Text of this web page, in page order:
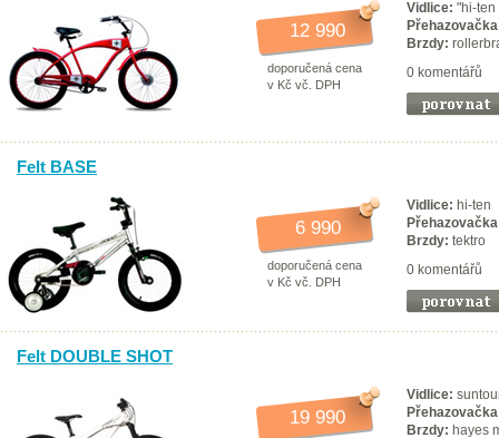
12 990
doporučená cena
v Kč vč. DPH
Vidlice: "hi-ten
Brzdy:
0 komentářů
Felt BASE
6 990
doporučená cena
v Kč vč. DPH
Vidlice: hi-ten
Brzdy: tektro
0 komentářů
Felt DOUBLE SHOT
19 990
Vidlice:
Brzdy: hayes